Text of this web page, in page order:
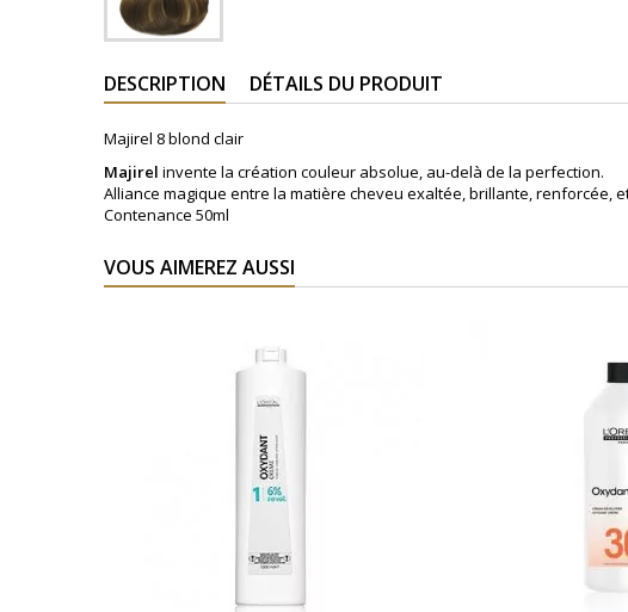
DESCRIPTION DÉTAILS DU PRODUIT
Majirel 8 blond clair
Majirel invente la création couleur absolue, au-delà de la perfection.
Alliance magique entre la matière cheveu exaltée, brillante, renforcée,
Contenance 50ml
VOUS AIMEREZ AUSSI